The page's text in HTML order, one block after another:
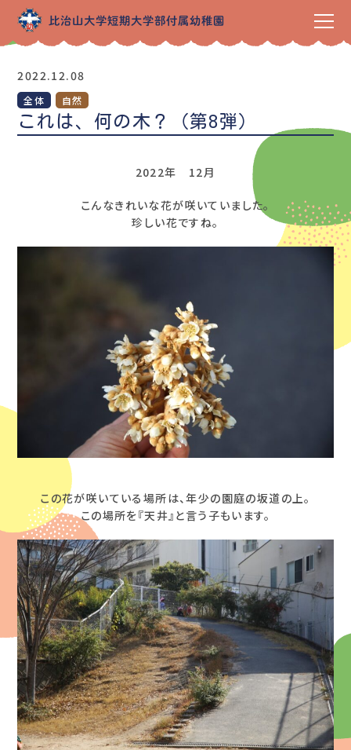
2022.12.08
全体 自然
これは、何の木？（第8弾）
2022年 12月
こんなきれいな花が咲いていました。
珍しい花ですね。
この花が咲いている場所は、年少の園庭の坂道の上。
この場所を『天井』と言う子もいます。